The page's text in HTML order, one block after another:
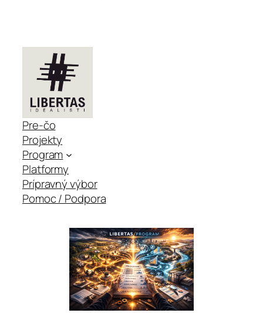
Pre-čo
Projekty
Program
Platformy
Prípravný výbor
Pomoc / Podpora